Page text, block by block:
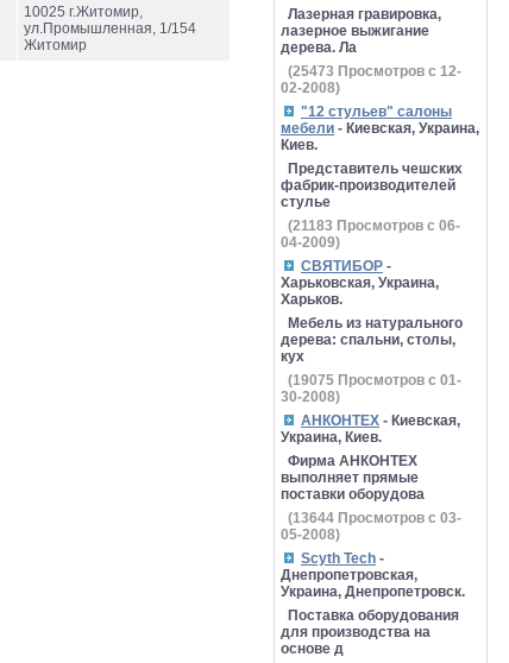
10025 г.Житомир,
ул.Промышленная, 1/154
Житомир
Лазерная гравировка,
лазерное выжигание
дерева. Ла
(25473 Просмотров с 12-
02-2008)
"12 стульев" салоны
мебели - Киевская, Украина,
Киев.
Представитель чешских
фабрик-производителей
стулье
(21183 Просмотров с 06-
04-2009)
СВЯТИБОР -
Харьковская, Украина,
Харьков.
Мебель из натурального
дерева: спальни, столы,
кух
(19075 Просмотров с 01-
30-2008)
АНКОНТЕХ - Киевская,
Украина, Киев.
Фирма АНКОНТЕХ
выполняет прямые
поставки оборудова
(13644 Просмотров с 03-
05-2008)
Scyth Tech -
Днепропетровская,
Украина, Днепропетровск.
Поставка оборудования
для производства на
основе д